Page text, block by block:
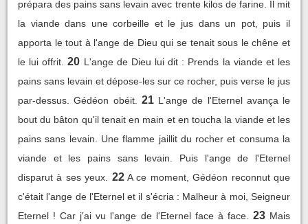
prépara des pains sans levain avec trente kilos de farine. Il mit
la viande dans une corbeille et le jus dans un pot, puis il
apporta le tout à l'ange de Dieu qui se tenait sous le chêne et
le lui offrit. 20 L'ange de Dieu lui dit : Prends la viande et les
pains sans levain et dépose-les sur ce rocher, puis verse le jus
par-dessus. Gédéon obéit.
21 L'ange de l'Eternel avança le
bout du bâton qu'il tenait en main et en toucha la viande et les
pains sans levain. Une flamme jaillit du rocher et consuma la
viande et les pains sans levain. Puis l'ange de l'Eternel
disparut à ses yeux.
22 A ce moment, Gédéon reconnut que
c'était l'ange de l'Eternel et il s'écria : Malheur à moi, Seigneur
Eternel ! Car j'ai vu l'ange de l'Eternel face à face.
23 Mais